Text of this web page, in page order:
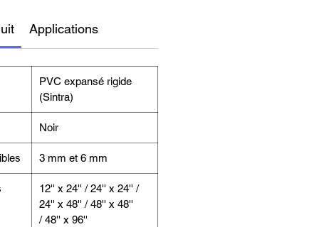
Applications
PVC expansé rigide
(Sintra)
Noir
3 mm et 6 mm
12'' x 24'' / 24'' x 24'' /
24'' x 48'' / 48'' x 48''
/ 48'' x 96''